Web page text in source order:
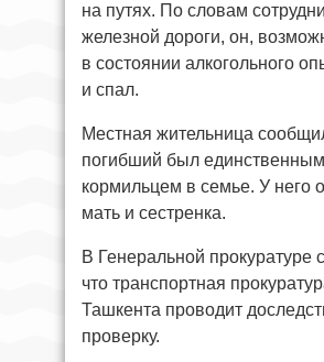
на путях. По словам
железной дороги, он,
в состоянии алкогольного
и спал.
Местная жительница
погибший был единственным
кормильцем в семье. У него
мать и сестренка.
В Генеральной прокуратуре
что транспортная
Ташкента проводит
проверку.